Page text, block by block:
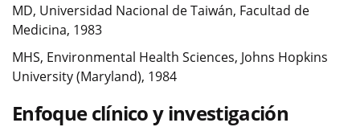
MD, Universidad Nacional de Taiwán, Facultad de
Medicina, 1983
MHS, Environmental Health Sciences, Johns Hopkins
University (Maryland), 1984
Enfoque clínico y investigación